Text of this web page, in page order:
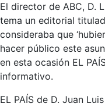
El director de ABC, D.
tema un editorial
consideraba que
hacer público este
en esta ocasión EL
informativo.
EL PAÍS de D. Juan